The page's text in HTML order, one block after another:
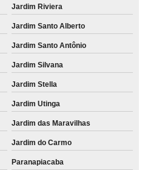
Jardim Riviera
Jardim Santo Alberto
Jardim Santo Antônio
Jardim Silvana
Jardim Stella
Jardim Utinga
Jardim das Maravilhas
Jardim do Carmo
Paranapiacaba